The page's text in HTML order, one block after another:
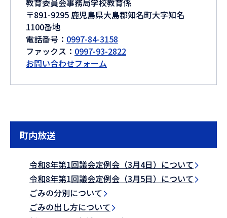
教育委員会事務局学校教育係
〒891-9295 鹿児島県大島郡知名町大字知名
1100番地
電話番号： 0997-84-3158
ファックス： 0997-93-2822
お問い合わせフォーム
町内放送
令和8年第1回議会定例会（3月4日）について
令和8年第1回議会定例会（3月5日）について
ごみの分別について
ごみの出し方について